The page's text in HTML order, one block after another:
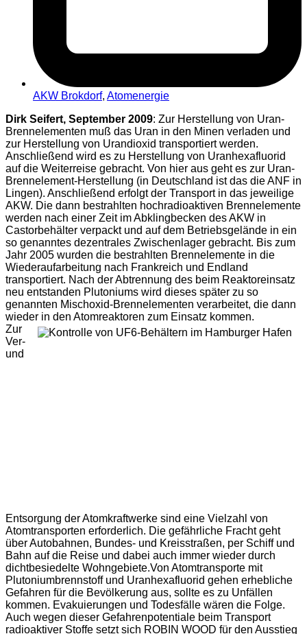
AKW Brokdorf, Atomenergie
Dirk Seifert, September 2009: Zur Herstellung von Uran-
Brennelementen muß das Uran in den Minen verladen und
zur Herstellung von Urandioxid transportiert werden.
Anschließend wird es zu Herstellung von Uranhexafluorid
auf die Weiterreise gebracht. Von hier aus geht es zur Uran-
Brennelement-Herstellung (in Deutschland ist das die ANF in
Lingen). Anschließend erfolgt der Transport in das jeweilige
AKW. Die dann bestrahlten hochradioaktiven Brennelemente
werden nach einer Zeit im Abklingbecken des AKW in
Castorbehälter verpackt und auf dem Betriebsgelände in ein
so genanntes dezentrales Zwischenlager gebracht. Bis zum
Jahr 2005 wurden die bestrahlten Brennelemente in die
Wiederaufarbeitung nach Frankreich und Endland
transportiert. Nach der Abtrennung des beim Reaktoreinsatz
neu entstanden Plutoniums wird dieses später zu so
genannten Mischoxid-Brennelementen verarbeitet, die dann
wieder in den Atomreaktoren zum Einsatz kommen.
Zur
Ver-
und
Entsorgung der Atomkraftwerke sind eine Vielzahl von
Atomtransporten erforderlich. Die gefährliche Fracht geht
über Autobahnen, Bundes- und Kreisstraßen, per Schiff und
Bahn auf die Reise und dabei auch immer wieder durch
dichtbesiedelte Wohngebiete.Von Atomtransporte mit
Plutoniumbrennstoff und Uranhexafluorid gehen erhebliche
Gefahren für die Bevölkerung aus, sollte es zu Unfällen
kommen. Evakuierungen und Todesfälle wären die Folge.
Auch wegen dieser Gefahrenpotentiale beim Transport
radioaktiver Stoffe setzt sich ROBIN WOOD für den Ausstieg